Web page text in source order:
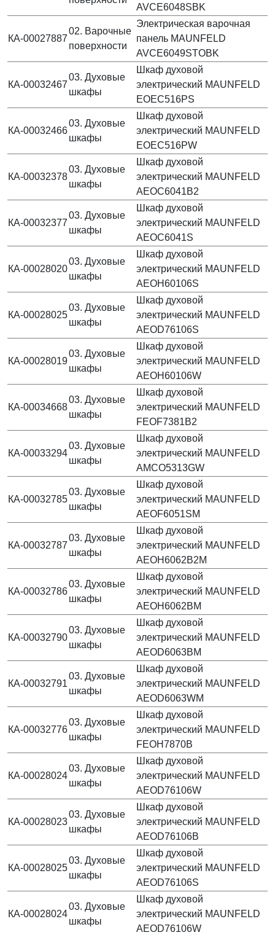
AVCE6048SBK
КА-00027887
02. Варочные
поверхности
Электрическая варочная
панель MAUNFELD
AVCE6049STOBK
КА-00032467
03. Духовые
шкафы
Шкаф духовой
электрический MAUNFELD
EOEC516PS
КА-00032466
03. Духовые
шкафы
Шкаф духовой
электрический MAUNFELD
EOEC516PW
КА-00032378
03. Духовые
шкафы
Шкаф духовой
электрический MAUNFELD
AEOC6041B2
КА-00032377
03. Духовые
шкафы
Шкаф духовой
электрический MAUNFELD
AEOC6041S
КА-00028020
03. Духовые
шкафы
Шкаф духовой
электрический MAUNFELD
AEOH60106S
КА-00028025
03. Духовые
шкафы
Шкаф духовой
электрический MAUNFELD
AEOD76106S
КА-00028019
03. Духовые
шкафы
Шкаф духовой
электрический MAUNFELD
AEOH60106W
КА-00034668
03. Духовые
шкафы
Шкаф духовой
электрический MAUNFELD
FEOF7381B2
КА-00033294
03. Духовые
шкафы
Шкаф духовой
электрический MAUNFELD
AMCO5313GW
КА-00032785
03. Духовые
шкафы
Шкаф духовой
электрический MAUNFELD
AEOF6051SM
КА-00032787
03. Духовые
шкафы
Шкаф духовой
электрический MAUNFELD
AEOH6062B2M
КА-00032786
03. Духовые
шкафы
Шкаф духовой
электрический MAUNFELD
AEOH6062BM
КА-00032790
03. Духовые
шкафы
Шкаф духовой
электрический MAUNFELD
AEOD6063BM
КА-00032791
03. Духовые
шкафы
Шкаф духовой
электрический MAUNFELD
AEOD6063WM
КА-00032776
03. Духовые
шкафы
Шкаф духовой
электрический MAUNFELD
FEOH7870B
КА-00028024
03. Духовые
шкафы
Шкаф духовой
электрический MAUNFELD
AEOD76106W
КА-00028023
03. Духовые
шкафы
Шкаф духовой
электрический MAUNFELD
AEOD76106B
КА-00028025
03. Духовые
шкафы
Шкаф духовой
электрический MAUNFELD
AEOD76106S
КА-00028024
03. Духовые
шкафы
Шкаф духовой
электрический MAUNFELD
AEOD76106W